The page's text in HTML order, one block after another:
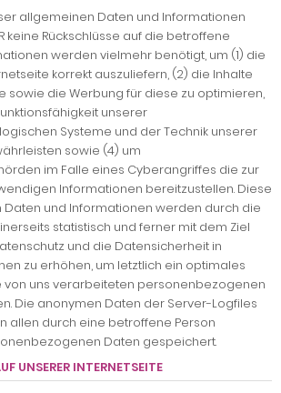
allgemeinen Daten und Informationen
keine Rückschlüsse auf die betroffene
werden vielmehr benötigt, um (1) die
korrekt auszuliefern, (2) die Inhalte
sowie die Werbung für diese zu optimieren,
unserer
Systeme und der Technik unserer
sowie (4) um
im Falle eines Cyberangriffes die zur
Informationen bereitzustellen. Diese
und Informationen werden durch die
statistisch und ferner mit dem Ziel
und die Datensicherheit in
zu erhöhen, um letztlich ein optimales
von uns verarbeiteten personenbezogenen
Die anonymen Daten der Server-Logfiles
allen durch eine betroffene Person
Daten gespeichert.
UNSERER INTERNETSEITE